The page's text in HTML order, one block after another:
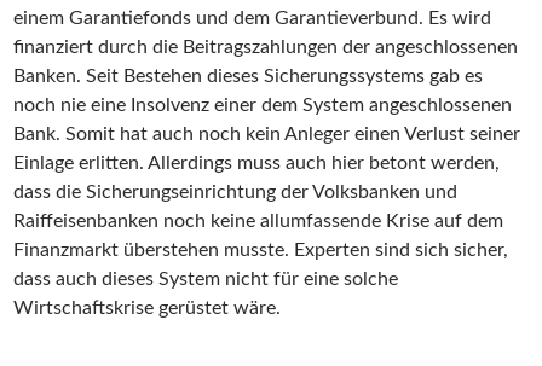
einem Garantiefonds und dem Garantieverbund. Es wird
finanziert durch die Beitragszahlungen der angeschlossenen
Banken. Seit Bestehen dieses Sicherungssystems gab es
noch nie eine Insolvenz einer dem System angeschlossenen
Bank. Somit hat auch noch kein Anleger einen Verlust seiner
Einlage erlitten. Allerdings muss auch hier betont werden,
dass die Sicherungseinrichtung der Volksbanken und
Raiffeisenbanken noch keine allumfassende Krise auf dem
Finanzmarkt überstehen musste. Experten sind sich sicher,
dass auch dieses System nicht für eine solche
Wirtschaftskrise gerüstet wäre.